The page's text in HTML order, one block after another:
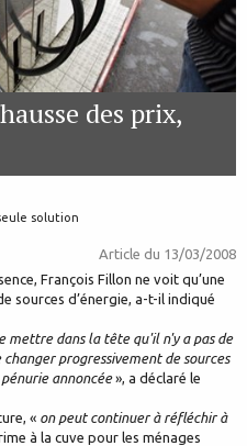
des prix,
solution
Article du 13/03/2008
François Fillon ne voit qu’une
sources d’énergie, a-t-il indiqué
mettre dans la tête qu'il n'y a pas de
progressivement de sources
annoncée», a déclaré le
« on peut continuer à réfléchir à
à la cuve pour les ménages